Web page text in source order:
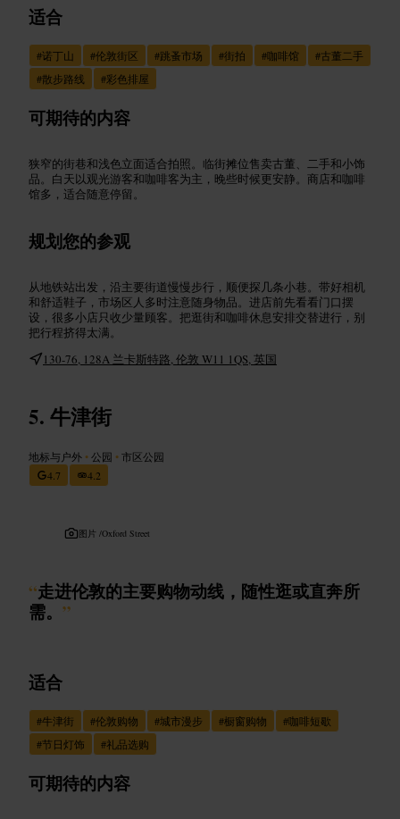
适合
#诺丁山 #伦敦街区 #跳蚤市场 #街拍 #咖啡馆 #古董二手
#散步路线 #彩色排屋
可期待的内容
狭窄的街巷和浅色立面适合拍照。临街摊位售卖古董、二手和小饰
品。白天以观光游客和咖啡客为主，晚些时候更安静。商店和咖啡
馆多，适合随意停留。
规划您的参观
从地铁站出发，沿主要街道慢慢步行，顺便探几条小巷。带好相机
和舒适鞋子，市场区人多时注意随身物品。进店前先看看门口摆
设，很多小店只收少量顾客。把逛街和咖啡休息安排交替进行，别
把行程挤得太满。
130-76, 128A 兰卡斯特路, 伦敦 W11 1QS, 英国
牛津街
地标与户外 •公园 •市区公园
4.7
4.2
图片 /Oxford Street
“走进伦敦的主要购物动线，随性逛或直奔所
需。 ”
适合
#牛津街 #伦敦购物 #城市漫步 #橱窗购物 #咖啡短歇
#节日灯饰 #礼品选购
可期待的内容